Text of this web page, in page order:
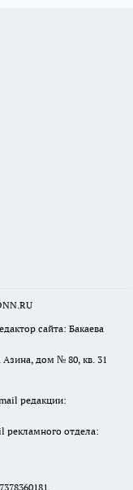
сайта: Бакаева
Азина, дом № 80, кв. 31
редакции:
рекламного отдела: